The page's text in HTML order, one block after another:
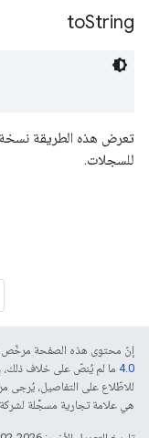
toString
تعرض هذه الطريقة
للسجلات.
إنّ محتوى هذه الصفحة
4.0‏ ما لم يُنصّ على خلاف
للاطّلاع على التفاصيل، يُرجى
هي علامة تجارية مسجَّلة لشركة Oracle و/أو شركائها التابعين.